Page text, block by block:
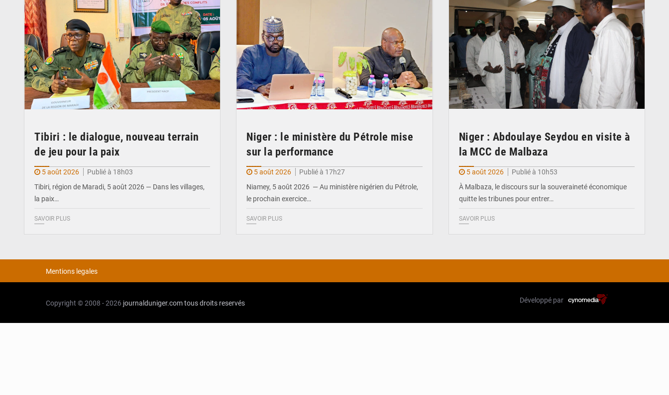
Tibiri : le dialogue, nouveau terrain
de jeu pour la paix
5 août 2026
Publié à 18h03
Tibiri, région de Maradi, 5 août 2026 — Dans les villages,
la paix…
SAVOIR PLUS
Niger : le ministère du Pétrole mise
sur la performance
5 août 2026
Publié à 17h27
Niamey, 5 août 2026 — Au ministère nigérien du Pétrole,
le prochain exercice…
SAVOIR PLUS
Niger : Abdoulaye Seydou en visite à
la MCC de Malbaza
5 août 2026
Publié à 10h53
À Malbaza, le discours sur la souveraineté économique
quitte les tribunes pour entrer…
SAVOIR PLUS
Mentions legales
Copyright © 2008 - 2026 journalduniger.comtous droits reservés Développé par